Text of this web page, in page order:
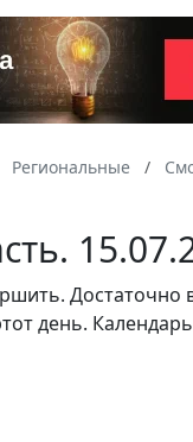
Региональные
день.